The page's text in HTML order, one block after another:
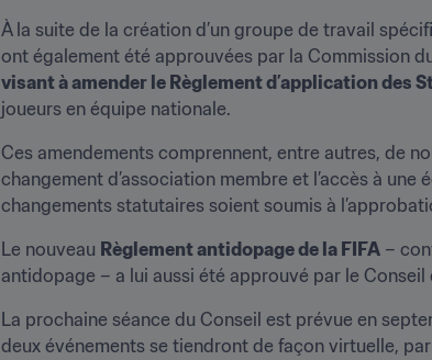
À la suite de la création d’un groupe de travail
ont également été approuvées par la Commission
visant à amender le Règlement d’application des
joueurs en équipe nationale.
Ces amendements comprennent, entre autres, de
changement d’association membre et l’accès à
changements statutaires soient soumis à
Le nouveau Règlement antidopage de la FIFA –
antidopage – a lui aussi été approuvé par le Conseil
La prochaine séance du Conseil est prévue en
deux événements se tiendront de façon virtuelle,